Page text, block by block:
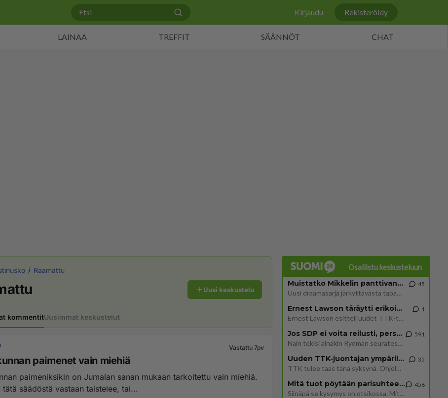
Kirjaudu Rekisteröidy
LAINAA TREFFIT SÄÄNNÖT CHAT
Raamattu
Uusi keskustelu
kommentitUusimmat keskustelut
Vastattu 7pv
paimenet vain miehiä
paimeniksikin on Jumalan sanan mukaan tarkoitettu vain miehiä.
säädöstä vastaan taistelee, tai...
Osallistu keskusteluun
Muistatko Mikkelin panttivankidraaman?
Uusi draamasarja järkyttävästä tapauksesta on tulossa. Tositapahtumiin perustuva sarja ammentaa vuoden 1986 Mikkelin pan
45
Ernest Lawson täräytti erikoisen heiton TTK-lehdistötilaisuudessa: " Onko tässä tarkoituksena...?"
Ernest Lawson esitteli uudet TTK-tähtioppilaat ja opettajat torstaina 6.8. lehdistölle. Tulevalla kaudella on yksi hausk
1
Jos SDP ei voita reilusti, persut kumoavat demokratian Suomesta
Näin tekisi ainakin Rydman seuratessaan idolinsa Trumpin mallia https://www.is.fi/politiikka/art-2000012187244.html
591
Uuden TTK-juontajan ympärillä epätietoisuus sakenee - Nyt MTV hämmentää soppaa
TTK tulee taas tänä syksynä. Ohjelman uudet tähtioppilaat julkistetaan torstaina 6. elokuuta klo 14 alkavassa lehdistö
35
Mitä tuot pöytään parisuhteessa?
Siinäpä se kysymys on otsikossa. Mitäpä siis tuot/toisit pöytään parisuhteessa? Oletko mies vai nainen? Koetko sen mitä
458